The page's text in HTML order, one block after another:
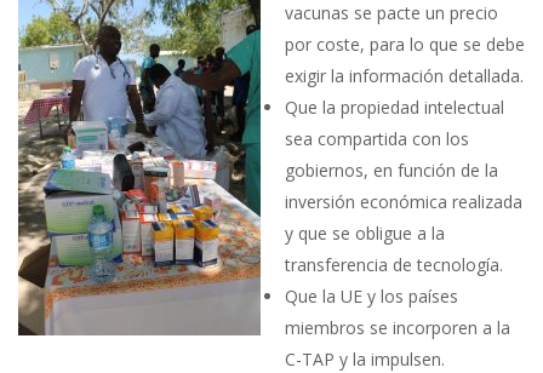
vacunas se pacte un precio
por coste, para lo que se debe
exigir la información detallada.
Que la propiedad intelectual
sea compartida con los
gobiernos, en función de la
inversión económica realizada
y que se obligue a la
transferencia de tecnología.
Que la UE y los países
miembros se incorporen a la
C-TAP y la impulsen.